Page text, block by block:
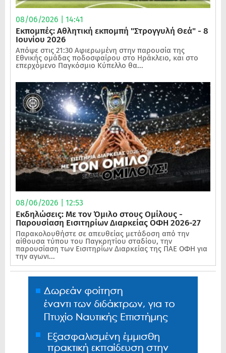
08/06/2026 | 14:41
Εκπομπές: Αθλητική εκπομπή "Στρογγυλή Θεά" - 8
Ιουνίου 2026
Απόψε στις 21:30 Αφιερωμένη στην παρουσία της
Εθνικής ομάδας ποδοσφαίρου στο Ηράκλειο, και στο
επερχόμενο Παγκόσμιο Κύπελλο θα...
08/06/2026 | 12:53
Εκδηλώσεις: Με τον Όμιλο στους Ομίλους -
Παρουσίαση Εισιτηρίων Διαρκείας ΟΦΗ 2026-27
Παρακολουθήστε σε απευθείας μετάδοση από την
αίθουσα τύπου του Παγκρητίου σταδίου, την
παρουσίαση των Εισιτηρίων Διαρκείας της ΠΑΕ ΟΦΗ για
την αγωνι...